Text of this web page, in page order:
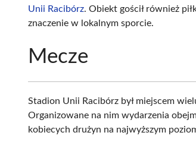
Unii Racibórz. Obiekt gościł również
znaczenie w lokalnym sporcie.
Mecze
Stadion Unii Racibórz był miejscem
Organizowane na nim wydarzenia
kobiecych drużyn na najwyższym